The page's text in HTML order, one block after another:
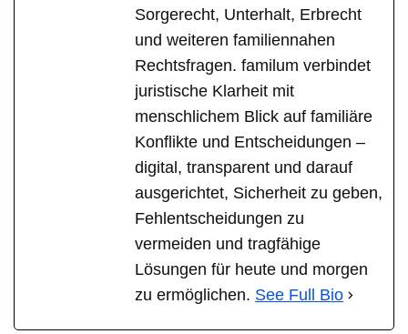
Sorgerecht, Unterhalt, Erbrecht
und weiteren familiennahen
Rechtsfragen. familum verbindet
juristische Klarheit mit
menschlichem Blick auf familiäre
Konflikte und Entscheidungen –
digital, transparent und darauf
ausgerichtet, Sicherheit zu geben,
Fehlentscheidungen zu
vermeiden und tragfähige
Lösungen für heute und morgen
zu ermöglichen. See Full Bio